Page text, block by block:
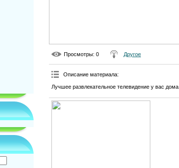
Просмотры: 0 Другое
Описание материала:
Лучшее развлекательное телевидение у вас дома.